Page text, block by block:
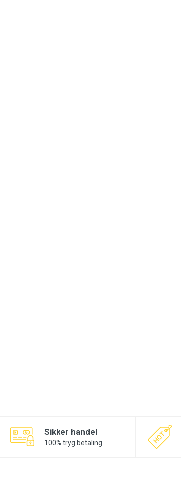
Sikker handel
100% tryg betaling